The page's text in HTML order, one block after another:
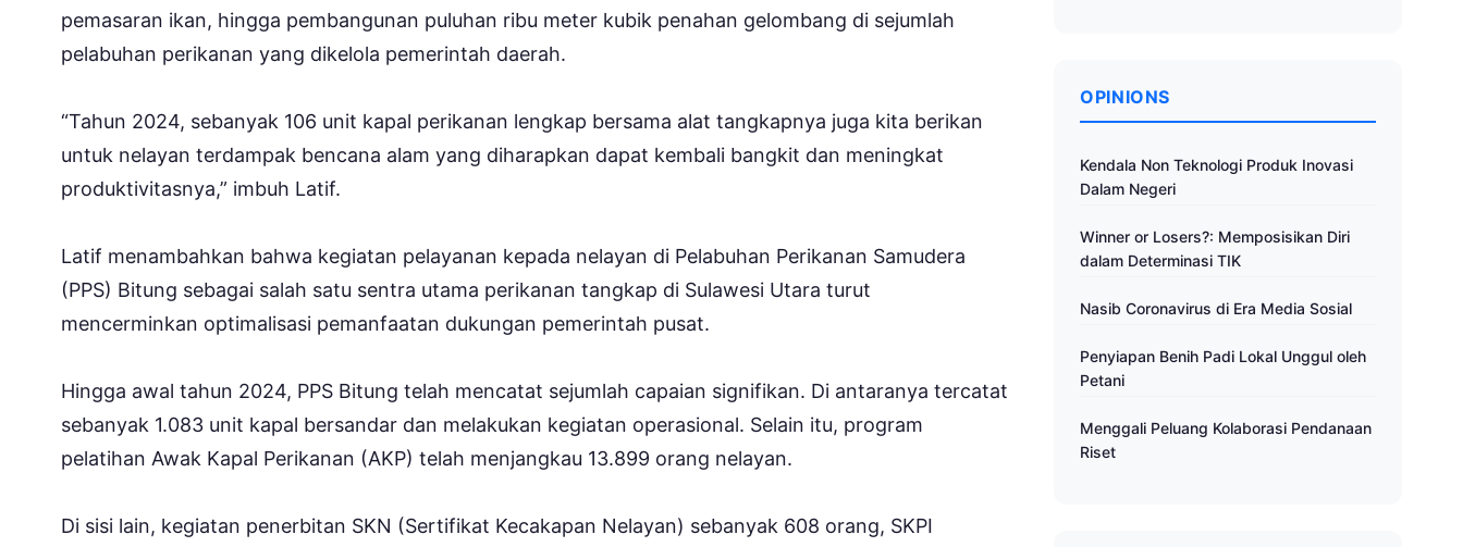
pemasaran ikan, hingga pembangunan puluhan ribu meter kubik penahan gelombang di sejumlah
pelabuhan perikanan yang dikelola pemerintah daerah.
“Tahun 2024, sebanyak 106 unit kapal perikanan lengkap bersama alat tangkapnya juga kita berikan
untuk nelayan terdampak bencana alam yang diharapkan dapat kembali bangkit dan meningkat
produktivitasnya,” imbuh Latif.
Latif menambahkan bahwa kegiatan pelayanan kepada nelayan di Pelabuhan Perikanan Samudera
(PPS) Bitung sebagai salah satu sentra utama perikanan tangkap di Sulawesi Utara turut
mencerminkan optimalisasi pemanfaatan dukungan pemerintah pusat.
Hingga awal tahun 2024, PPS Bitung telah mencatat sejumlah capaian signifikan. Di antaranya tercatat
sebanyak 1.083 unit kapal bersandar dan melakukan kegiatan operasional. Selain itu, program
pelatihan Awak Kapal Perikanan (AKP) telah menjangkau 13.899 orang nelayan.
Di sisi lain, kegiatan penerbitan SKN (Sertifikat Kecakapan Nelayan) sebanyak 608 orang, SKPI
OPINIONS
Kendala Non Teknologi Produk Inovasi
Dalam Negeri
Winner or Losers?: Memposisikan Diri
dalam Determinasi TIK
Nasib Coronavirus di Era Media Sosial
Penyiapan Benih Padi Lokal Unggul oleh
Petani
Menggali Peluang Kolaborasi Pendanaan
Riset